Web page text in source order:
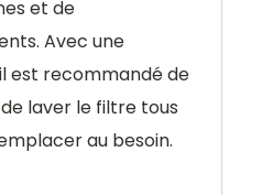
et de
Avec une
est recommandé de
laver le filtre tous
au besoin.